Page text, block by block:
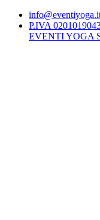
P.IVA
EVENTI YOGA